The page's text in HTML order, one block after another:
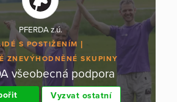
PFERDA z.ú.
S POSTIŽENÍM
ZNEVÝHODNĚNÉ SKUPINY
všeobecná podpora
Vyzvat ostatní